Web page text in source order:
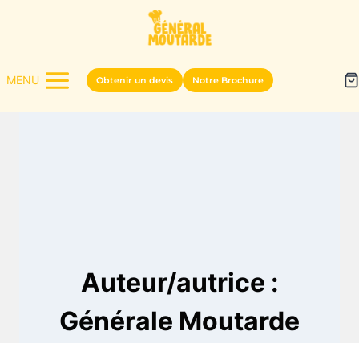
MENU Obtenir un devis Notre Brochure
Auteur/autrice :
Générale Moutarde